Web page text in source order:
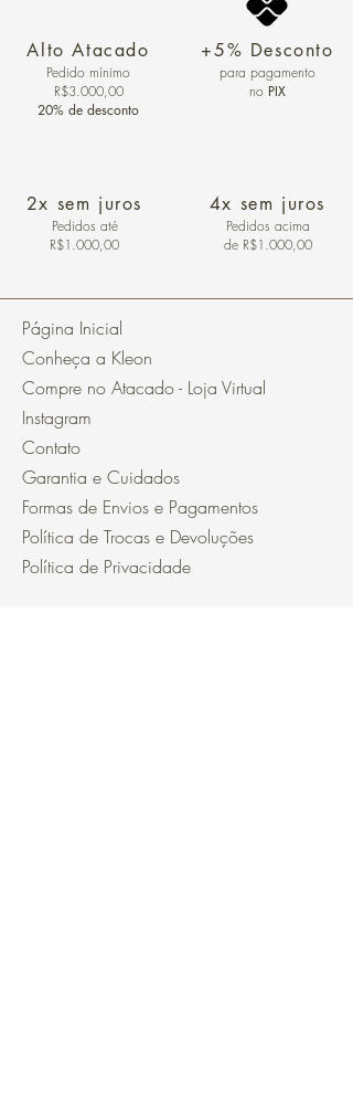
Alto Atacado
Pedido mínimo
R$3.000,00
20% de desconto
2x sem juros
Pedidos até
R$1.000,00
+5% Desconto
para pagamento
no PIX
4x sem juros
Pedidos acima
de R$1.000,00
Página Inicial
Conheça a Kleon
Compre no Atacado - Loja Virtual
Instagram
Contato
Garantia e Cuidados
Formas de Envios e Pagamentos
Política de Trocas e Devoluções
Política de Privacidade